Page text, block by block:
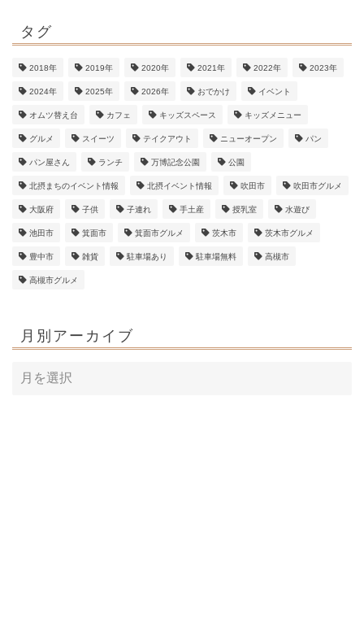
タグ
2018年 2019年 2020年 2021年 2022年 2023年
2024年 2025年 2026年 おでかけ イベント
オムツ替え台 カフェ キッズスペース キッズメニュー
グルメ スイーツ テイクアウト ニューオープン パン
パン屋さん ランチ 万博記念公園 公園
北摂まちのイベント情報 北摂イベント情報 吹田市 吹田市グルメ
大阪府 子供 子連れ 手土産 授乳室 水遊び
池田市 箕面市 箕面市グルメ 茨木市 茨木市グルメ
豊中市 雑貨 駐車場あり 駐車場無料 高槻市
高槻市グルメ
月別アーカイブ